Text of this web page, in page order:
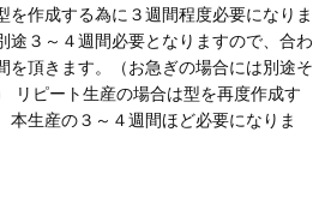
を作成する為に３週間程度必要になりま
途３～４週間必要となりますので、合わ
を頂きます。（お急ぎの場合には別途そ
リピート生産の場合は型を再度作成す
本生産の３～４週間ほど必要になりま